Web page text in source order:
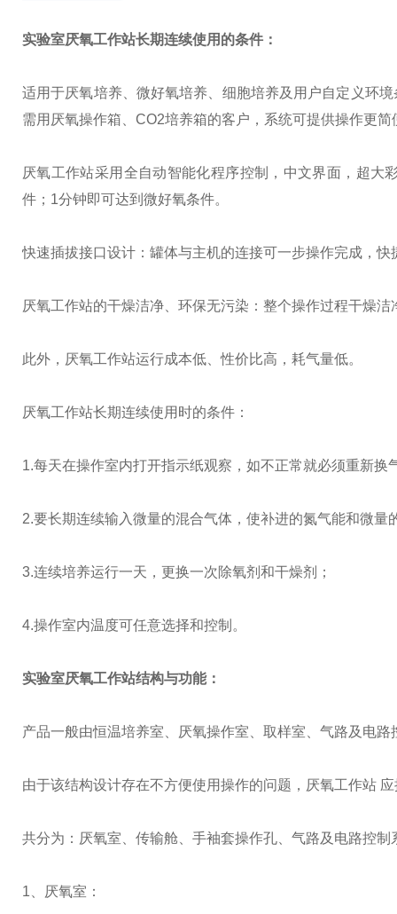
实验室厌氧工作站长期连续使用的条件：
适用于厌氧培养、微好氧培养、细胞培养及用户自定义环
需用厌氧操作箱、CO2培养箱的客户，系统可提供操作更
厌氧工作站采用全自动智能化程序控制，中文界面，超大
件；1分钟即可达到微好氧条件。
快速插拔接口设计：罐体与主机的连接可一步操作完成，
厌氧工作站的干燥洁净、环保无污染：整个操作过程干燥
此外，厌氧工作站运行成本低、性价比高，耗气量低。
厌氧工作站长期连续使用时的条件：
1.每天在操作室内打开指示纸观察，如不正常就必须重新换
2.要长期连续输入微量的混合气体，使补进的氮气能和微
3.连续培养运行一天，更换一次除氧剂和干燥剂；
4.操作室内温度可任意选择和控制。
实验室厌氧工作站结构与功能：
产品一般由恒温培养室、厌氧操作室、取样室、气路及电路
由于该结构设计存在不方便使用操作的问题，厌氧工作站
共分为：厌氧室、传输舱、手袖套操作孔、气路及电路控制
1、厌氧室：